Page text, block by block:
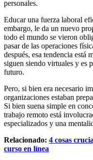
personales.
Educar una fuerza laboral
embargo, le da un nuevo
todo el mundo se vieron
pasar de las operaciones
después, esa tendencia está
siguen siendo virtuales y es
futuro.
Pero, si bien era necesario
organizaciones estaban
Si bien suena simple en
trabajo remoto está
especializados y una
Relacionado: 4 cosas
curso en línea